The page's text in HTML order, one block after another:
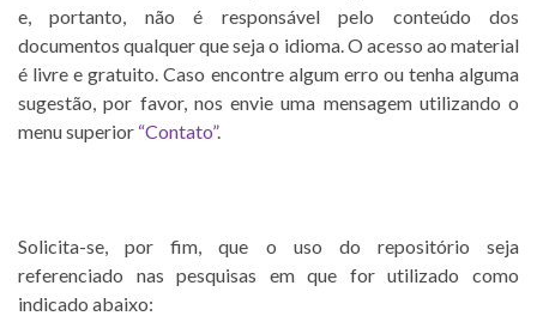
e, portanto, não é responsável pelo conteúdo dos
documentos qualquer que seja o idioma. O acesso ao material
é livre e gratuito. Caso encontre algum erro ou tenha alguma
sugestão, por favor, nos envie uma mensagem utilizando o
menu superior “Contato”.
Solicita-se, por fim, que o uso do repositório seja
referenciado nas pesquisas em que for utilizado como
indicado abaixo: